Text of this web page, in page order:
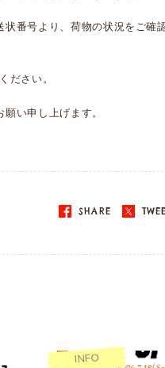
番号より、荷物の状況をご確
ださい。
い申し上げます。
SHARE
INFO